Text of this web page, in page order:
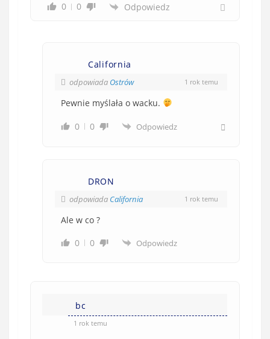
0 0 Odpowiedz
California
odpowiada Ostrów 1 rok temu
Pewnie myślała o wacku.
0 0 Odpowiedz
DRON
odpowiada California 1 rok temu
Ale w co ?
0
0 Odpowiedz
bc
1 rok temu